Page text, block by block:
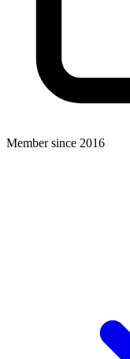
Member since 2016